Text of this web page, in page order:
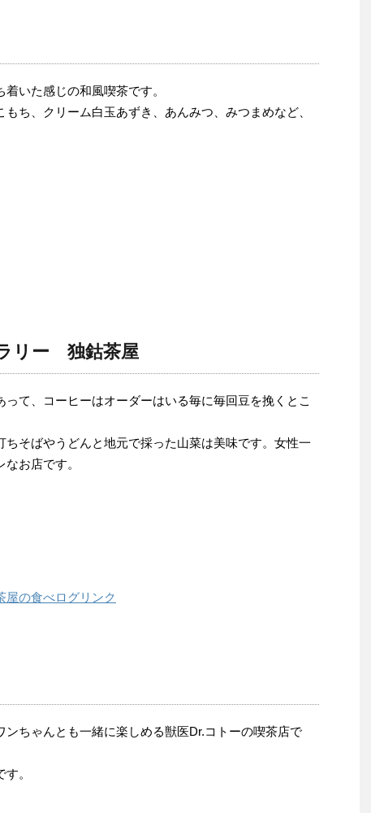
いた感じの和風喫茶です。
ち、クリーム白玉あずき、あんみつ、みつまめなど、
リー 独鈷茶屋
て、コーヒーはオーダーはいる毎に毎回豆を挽くとこ
そばやうどんと地元で採った山菜は美味です。女性一
お店です。
の食べログリンク
ちゃんとも一緒に楽しめる獣医Dr.コトーの喫茶店で
。